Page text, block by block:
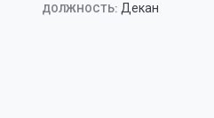
ДОЛЖНОСТЬ: Декан